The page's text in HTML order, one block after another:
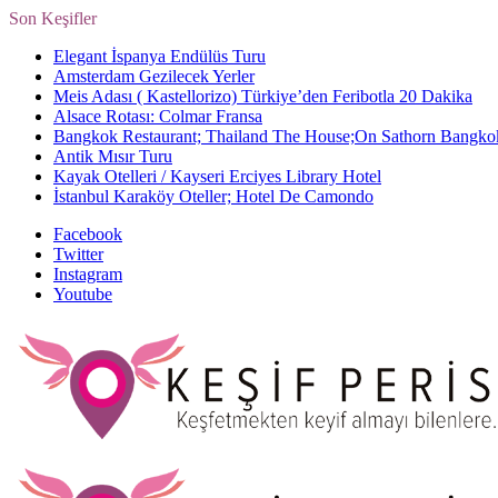
Son Keşifler
Elegant İspanya Endülüs Turu
Amsterdam Gezilecek Yerler
Meis Adası ( Kastellorizo) Türkiye’den Feribotla 20 Dakika
Alsace Rotası: Colmar Fransa
Bangkok Restaurant; Thailand The House;On Sathorn
Antik Mısır Turu
Kayak Otelleri / Kayseri Erciyes Library Hotel
İstanbul Karaköy Oteller; Hotel De Camondo
Facebook
Twitter
Instagram
Youtube